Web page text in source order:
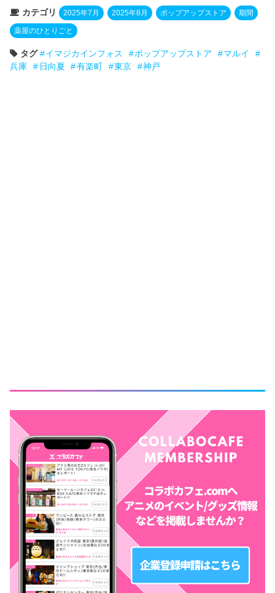
カテゴリ 2025年7月 2025年8月 ポップアップストア 期間
薬屋のひとりごと
タグ イマジカインフォス ポップアップストア
マルイ
兵庫
日向夏 有楽町 東京 神戸